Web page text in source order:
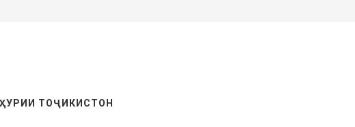
ТОҶИКИСТОН